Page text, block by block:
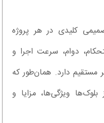
کلیدی در هر پروژه
دوام، سرعت اجرا و
مستقیم دارد. همان‌طور که
ویژگی‌ها، مزایا و